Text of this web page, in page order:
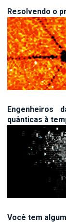
Resolvendo o
Engenheiros
quânticas à
Você tem